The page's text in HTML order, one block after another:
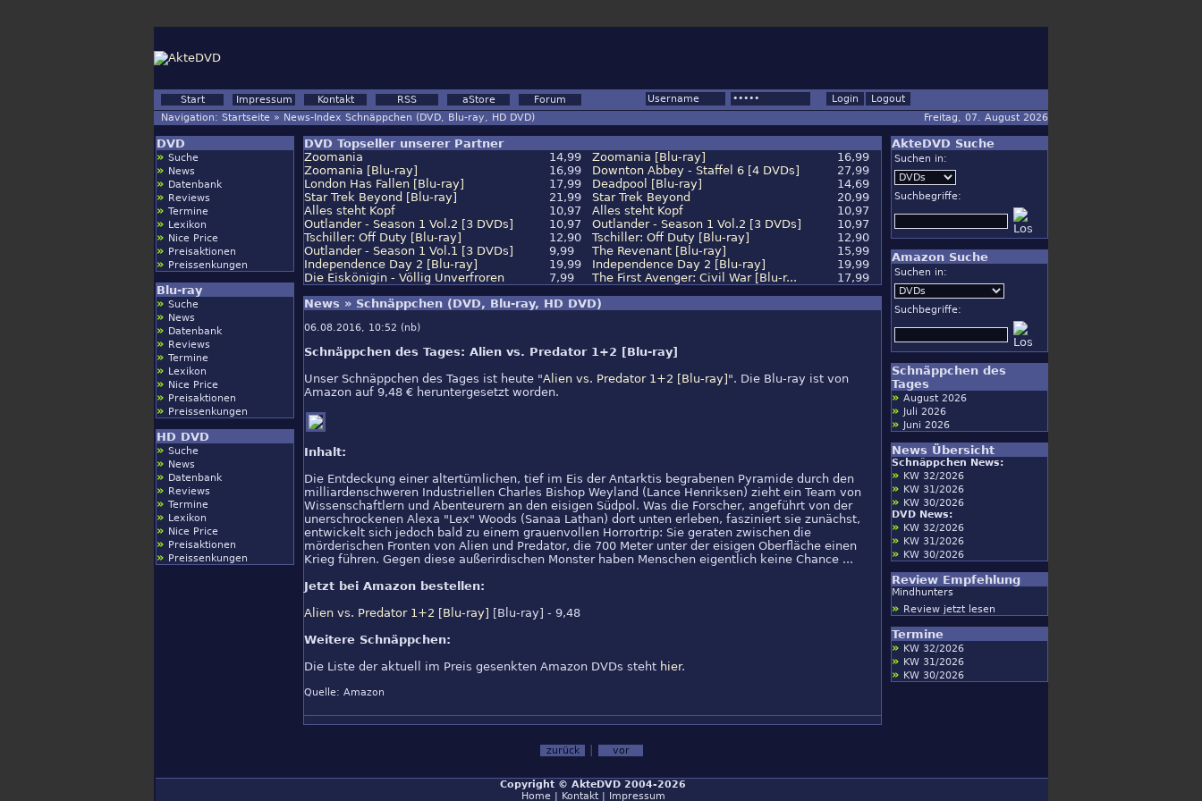
Start Impressum Kontakt RSS aStore
Forum
Navigation: Startseite » News-Index Schnäppchen (DVD, Blu-ray, HD DVD) Freitag, 07. August 2026
DVD
» Suche
» News
» Datenbank
» Reviews
» Termine
» Lexikon
» Nice Price
» Preisaktionen
» Preissenkungen
Blu-ray
» Suche
» News
» Datenbank
» Reviews
» Termine
» Lexikon
» Nice Price
» Preisaktionen
» Preissenkungen
HD DVD
» Suche
» News
» Datenbank
» Reviews
» Termine
» Lexikon
» Nice Price
» Preisaktionen
» Preissenkungen
DVD Topseller unserer Partner
Zoomania
14,99 Zoomania [Blu-ray]
16,99
Zoomania [Blu-ray]
16,99 Downton Abbey - Staffel 6 [4 DVDs]
27,99
London Has Fallen [Blu-ray]
17,99 Deadpool [Blu-ray]
14,69
Star Trek Beyond [Blu-ray]
21,99 Star Trek Beyond
20,99
Alles steht Kopf
10,97 Alles steht Kopf
10,97
Outlander - Season 1 Vol.2 [3 DVDs]
10,97 Outlander - Season 1 Vol.2 [3 DVDs]
10,97
Tschiller: Off Duty [Blu-ray]
12,90 Tschiller: Off Duty [Blu-ray]
12,90
Outlander - Season 1 Vol.1 [3 DVDs]
9,99 The Revenant [Blu-ray]
15,99
Independence Day 2 [Blu-ray]
19,99 Independence Day 2 [Blu-ray]
19,99
Die Eiskönigin - Völlig Unverfroren
7,99 The First Avenger: Civil War [Blu-r...
17,99
News » Schnäppchen (DVD, Blu-ray, HD DVD)
06.08.2016, 10:52 (nb)
Schnäppchen des Tages: Alien vs. Predator 1+2 [Blu-ray]
Unser Schnäppchen des Tages ist heute "Alien vs. Predator 1+2 [Blu-ray] ". Die Blu-ray ist von
Amazon auf 9,48 € heruntergesetzt worden.
Inhalt:
Die Entdeckung einer altertümlichen, tief im Eis der Antarktis begrabenen Pyramide durch den
milliardenschweren Industriellen Charles Bishop Weyland (Lance Henriksen) zieht ein Team von
Wissenschaftlern und Abenteurern an den eisigen Südpol. Was die Forscher, angeführt von der
unerschrockenen Alexa "Lex" Woods (Sanaa Lathan) dort unten erleben, fasziniert sie zunächst,
entwickelt sich jedoch bald zu einem grauenvollen Horrortrip: Sie geraten zwischen die
mörderischen Fronten von Alien und Predator, die 700 Meter unter der eisigen Oberfläche einen
Krieg führen. Gegen diese außerirdischen Monster haben Menschen eigentlich keine Chance ...
Jetzt bei Amazon bestellen:
Alien vs. Predator 1+2 [Blu-ray] [Blu-ray] - 9,48
Weitere Schnäppchen:
Die Liste der aktuell im Preis gesenkten Amazon DVDs steht hier.
Quelle: Amazon
zurück vor
AkteDVD Suche
Suchen in:
Suchbegriffe:
Amazon Suche
Suchen in:
Suchbegriffe:
Schnäppchen des
Tages
» August 2026
» Juli 2026
» Juni 2026
News Übersicht
Schnäppchen News:
» KW 32/2026
» KW 31/2026
» KW 30/2026
DVD News:
» KW 32/2026
» KW 31/2026
» KW 30/2026
Review Empfehlung
Mindhunters
» Review jetzt lesen
Termine
» KW 32/2026
» KW 31/2026
» KW 30/2026
Copyright © AkteDVD 2004-2026
Home| Kontakt| Impressum